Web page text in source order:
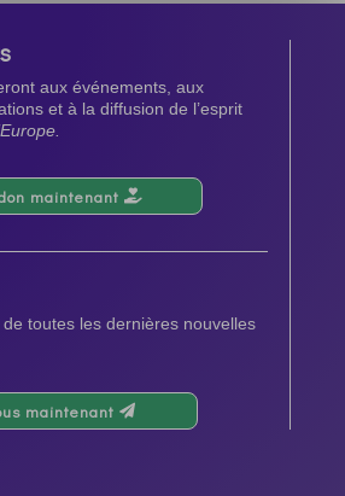
aux événements, aux
et à la diffusion de l’esprit
maintenant
toutes les dernières nouvelles
maintenant